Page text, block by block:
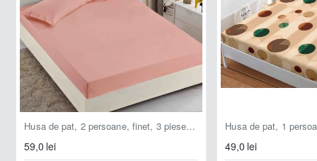
- confortabil, gros
- permite o bună circulație a aerului, lăsând piele să respire;
- nu intră la apă .
Pachetul conține : Husa de pat, 2 persoane, finet, 3 piese, 180x200cm, cu elastic, Uni, roz , HPF904
59,0 lei 49,0 lei